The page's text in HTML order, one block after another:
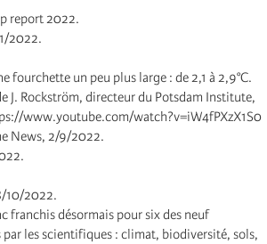
report 2022.
2022.
fourchette un peu plus large : de 2,1 à 2,9°C.
J. Rockström, directeur du Potsdam Institute,
www.youtube.com/watch?v=iW4fPXzX1S0
News, 2/9/2022.
10/2022.
franchis désormais pour six des neuf
les scientifiques : climat, biodiversité, sols,